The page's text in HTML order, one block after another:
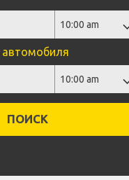
автомобиля
ПОИСК